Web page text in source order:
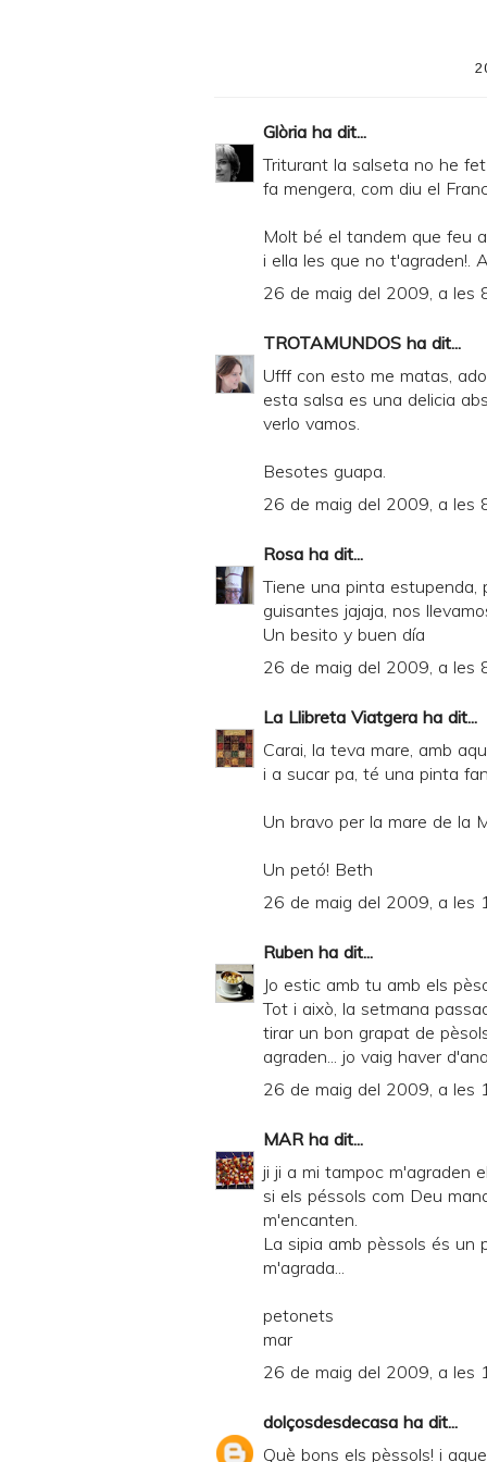
Glòria ha dit...
Triturant la salseta no he
fa mengera, com diu el
Molt bé el tandem que feu
i ella les que no t'agraden!.
26 de maig del 2009, a les
TROTAMUNDOS ha dit...
Ufff con esto me matas,
esta salsa es una delicia
verlo vamos.
Besotes guapa.
26 de maig del 2009, a les
Rosa ha dit...
Tiene una pinta estupenda,
guisantes jajaja, nos
Un besito y buen día
26 de maig del 2009, a les
La Llibreta Viatgera ha dit...
Carai, la teva mare, amb
i a sucar pa, té una pinta
Un bravo per la mare de la
Un petó! Beth
26 de maig del 2009, a les
Ruben ha dit...
Jo estic amb tu amb els
Tot i això, la setmana
tirar un bon grapat de
agraden... jo vaig haver
26 de maig del 2009, a les
MARha dit...
ji ji a mi tampoc m'agraden
si els péssols com Deu
m'encanten.
La sipia amb pèssols és un
m'agrada...
petonets
mar
26 de maig del 2009, a les
dolçosdesdecasa ha dit...
Què bons els pèssols! i